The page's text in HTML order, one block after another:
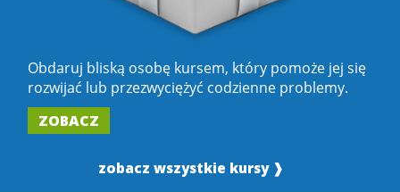
Obdaruj bliską osobę kursem, który pomoże jej się
rozwijać lub przezwyciężyć codzienne problemy.
ZOBACZ
zobacz wszystkie kursy ❱